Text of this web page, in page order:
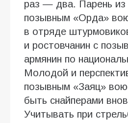
раз — два. Парень из
позывным «Орда»
в отряде
и ростовчанин с
армянин по
Молодой и
позывным «Заяц»
быть снайперами
Учитывать при